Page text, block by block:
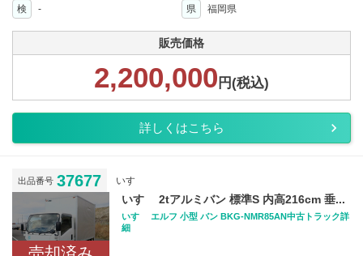
検
- 県 福岡県
販売価格
2,200,000 円(税込)
詳しくはこちら
出品番号 37677 いすゞ
いすゞ 2tアルミバン 標準S 内高216cm 垂...
いすゞ エルフ 小型 バン BKG-NMR85AN中古トラック詳
細